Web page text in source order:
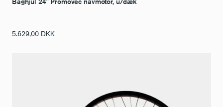
5.629,00 DKK